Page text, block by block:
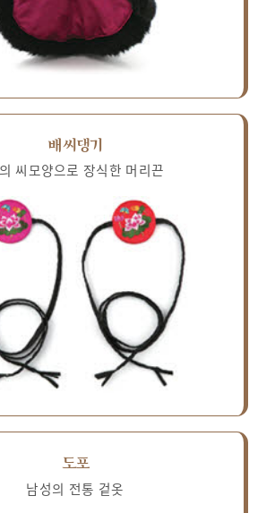
배씨댕기
씨모양으로 장식한 머리끈
도포
남성의 전통 겉옷